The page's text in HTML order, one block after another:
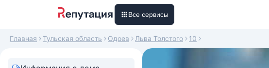
Все сервисы
Главная Тульская область Одоев Льва Толстого 10